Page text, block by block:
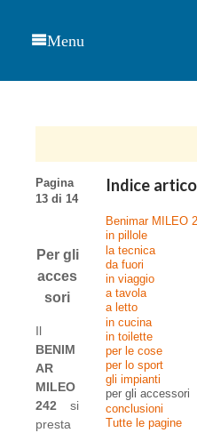
Menu
Indice
Benimar MILEO
in pillole
la tecnica
da fuori
in viaggio
a tavola
a letto
in cucina
in toilette
per le cose
per lo sport
gli impianti
per gli accessori
conclusioni
Tutte le pagine
Pagina
13 di 14
Per gli
acces
sori
Il
BENIM
AR
MILEO
242 si
presta